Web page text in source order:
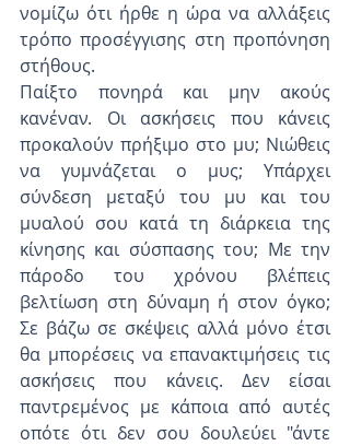
νομίζω ότι ήρθε η ώρα να αλλάξεις
τρόπο προσέγγισης στη προπόνηση
στήθους.
Παίξτο πονηρά και μην ακούς
κανέναν. Οι ασκήσεις που κάνεις
προκαλούν πρήξιμο στο μυ; Νιώθεις
να γυμνάζεται ο μυς; Υπάρχει
σύνδεση μεταξύ του μυ και του
μυαλού σου κατά τη διάρκεια της
κίνησης και σύσπασης του; Με την
πάροδο του χρόνου βλέπεις
βελτίωση στη δύναμη ή στον όγκο;
Σε βάζω σε σκέψεις αλλά μόνο έτσι
θα μπορέσεις να επανακτιμήσεις τις
ασκήσεις που κάνεις. Δεν είσαι
παντρεμένος με κάποια από αυτές
οπότε ότι δεν σου δουλεύει "άντε